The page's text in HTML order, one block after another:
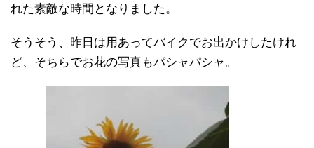
れた素敵な時間となりました。
そうそう、昨日は用あってバイクでお出かけしたけれ
ど、そちらでお花の写真もパシャパシャ。